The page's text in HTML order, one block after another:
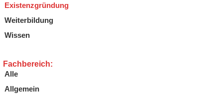
Existenzgründung
Weiterbildung
Wissen
Fachbereich:
Alle
Allgemein